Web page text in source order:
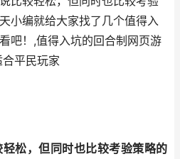
小编就给大家找了几个值得入
吧！,值得入坑的回合制网页游
平民玩家
松，但同时也比较考验策略的